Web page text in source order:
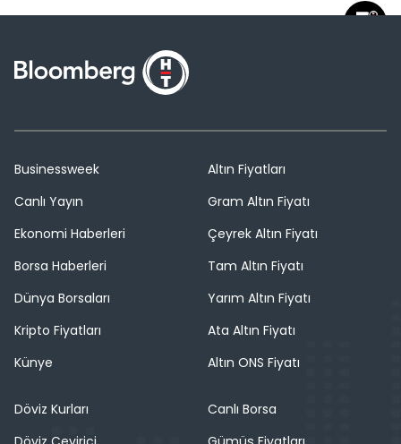
Businessweek
Canlı Yayın
Ekonomi Haberleri
Borsa Haberleri
Dünya Borsaları
Kripto Fiyatları
Künye
Altın Fiyatları
Gram Altın Fiyatı
Çeyrek Altın Fiyatı
Tam Altın Fiyatı
Yarım Altın Fiyatı
Ata Altın Fiyatı
Altın ONS Fiyatı
Döviz Kurları
Canlı Borsa